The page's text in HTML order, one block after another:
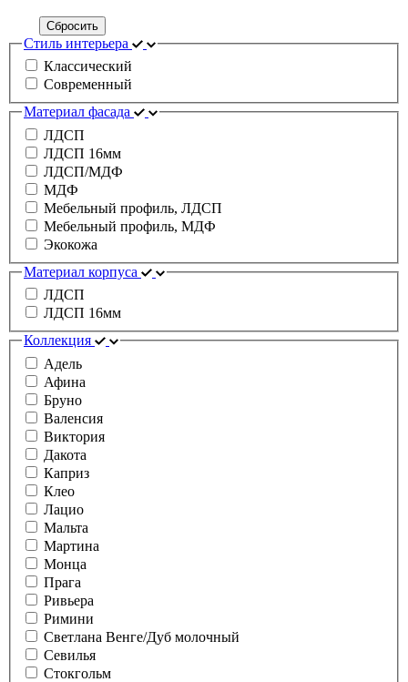
Сбросить
Стиль интерьера
Классический
Современный
Материал фасада
ЛДСП
ЛДСП 16мм
ЛДСП/МДФ
МДФ
Мебельный профиль, ЛДСП
Мебельный профиль, МДФ
Экокожа
Материал корпуса
ЛДСП
ЛДСП 16мм
Коллекция
Адель
Афина
Бруно
Валенсия
Виктория
Дакота
Каприз
Клео
Лацио
Мальта
Мартина
Монца
Прага
Ривьера
Римини
Светлана Венге/Дуб молочный
Севилья
Стокгольм